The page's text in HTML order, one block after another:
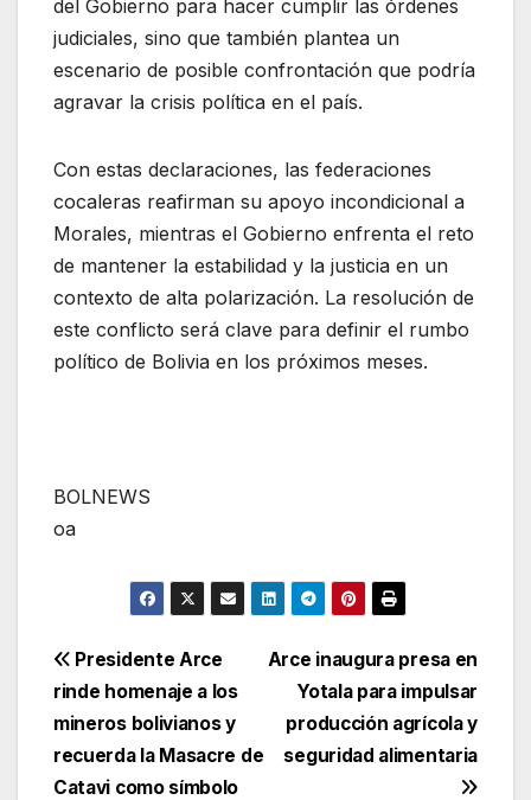
del Gobierno para hacer cumplir las órdenes
judiciales, sino que también plantea un
escenario de posible confrontación que podría
agravar la crisis política en el país.
Con estas declaraciones, las federaciones
cocaleras reafirman su apoyo incondicional a
Morales, mientras el Gobierno enfrenta el reto
de mantener la estabilidad y la justicia en un
contexto de alta polarización. La resolución de
este conflicto será clave para definir el rumbo
político de Bolivia en los próximos meses.
BOLNEWS
oa
Navegación
de
entradas
Arce inaugura presa en
Yotala para impulsar
producción agrícola y
seguridad alimentaria
Presidente Arce
rinde homenaje a los
mineros bolivianos y
recuerda la Masacre de
Catavi como símbolo